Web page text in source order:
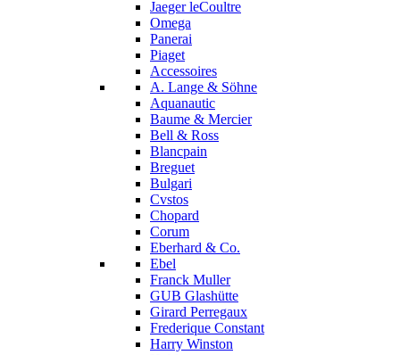
Jaeger leCoultre
Omega
Panerai
Piaget
Accessoires
A. Lange & Söhne
Aquanautic
Baume & Mercier
Bell & Ross
Blancpain
Breguet
Bulgari
Cvstos
Chopard
Corum
Eberhard & Co.
Ebel
Franck Muller
GUB Glashütte
Girard Perregaux
Frederique Constant
Harry Winston